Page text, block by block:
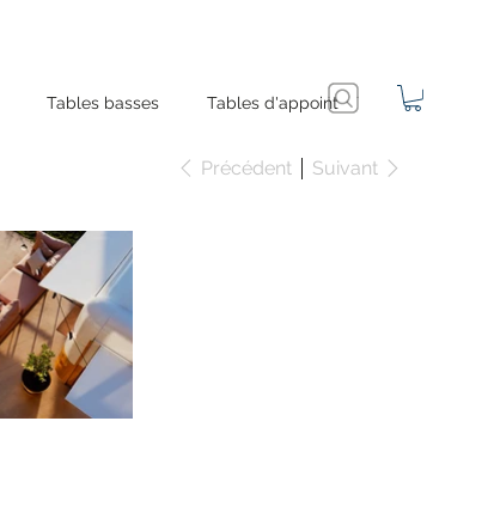
Tables basses Tables d'appoint
Précédent Suivant